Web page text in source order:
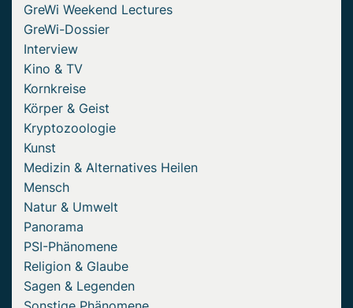
GreWi Weekend Lectures
GreWi-Dossier
Interview
Kino & TV
Kornkreise
Körper & Geist
Kryptozoologie
Kunst
Medizin & Alternatives Heilen
Mensch
Natur & Umwelt
Panorama
PSI-Phänomene
Religion & Glaube
Sagen & Legenden